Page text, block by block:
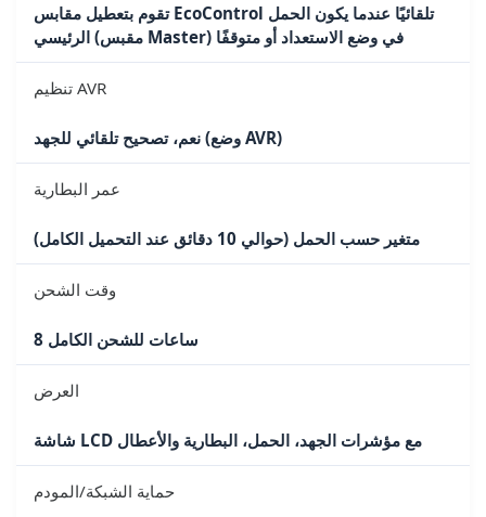
تقوم بتعطيل مقابس EcoControl تلقائيًا عندما يكون الحمل
الرئيسي (مقبس Master) في وضع الاستعداد أو متوقفًا
تنظيم AVR
نعم، تصحيح تلقائي للجهد (وضع AVR)
عمر البطارية
متغير حسب الحمل (حوالي 10 دقائق عند التحميل الكامل)
وقت الشحن
8 ساعات للشحن الكامل
العرض
شاشة LCD مع مؤشرات الجهد، الحمل، البطارية والأعطال
حماية الشبكة/المودم